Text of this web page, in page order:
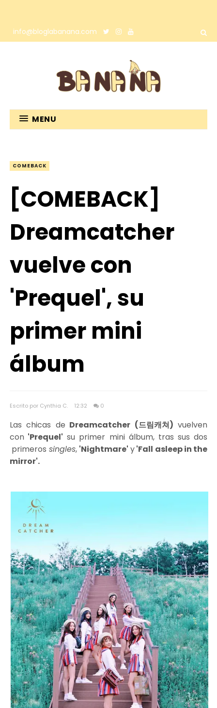
info@bloglabanana.com
MENU
COMEBACK
[COMEBACK]
Dreamcatcher
vuelve con
'Prequel', su
primer mini
álbum
Escrito por Cynthia C. 12:32 0
Las chicas de Dreamcatcher (드림캐쳐) vuelven
con 'Prequel' su primer mini álbum, tras sus dos
primeros singles, 'Nightmare' y'Fall asleep in the
mirror'.